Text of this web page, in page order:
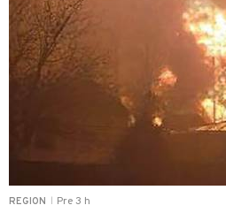
REGION Pre 3 h